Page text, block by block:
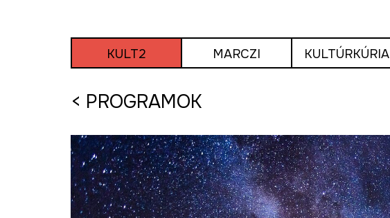
KULT2 MARCZI KULTÚRKÚRIA
< PROGRAMOK